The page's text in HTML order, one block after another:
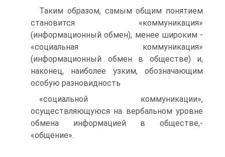
Таким образом, самым общим понятием
становится «коммуникация»
(информационный обмен), менее широким -
«социальная коммуникация»
(информационный обмен в обществе) и,
наконец, наиболее узким, обозначающим
особую разновидность
«социальной коммуникации»,
осуществляющуюся на вербальном уровне
обмена информацией в обществе,-
«общение».